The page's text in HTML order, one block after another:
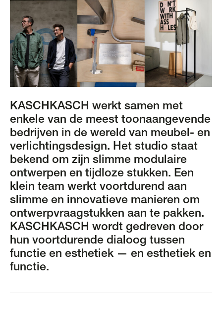
KASCHKASCH werkt samen met
enkele van de meest toonaangevende
bedrijven in de wereld van meubel- en
verlichtingsdesign. Het studio staat
bekend om zijn slimme modulaire
ontwerpen en tijdloze stukken. Een
klein team werkt voortdurend aan
slimme en innovatieve manieren om
ontwerpvraagstukken aan te pakken.
KASCHKASCH wordt gedreven door
hun voortdurende dialoog tussen
functie en esthetiek — en esthetiek en
functie.